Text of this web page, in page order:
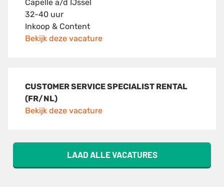
Capelle a/d IJssel
32-40 uur
Inkoop & Content
Bekijk deze vacature
CUSTOMER SERVICE SPECIALIST RENTAL
(FR/NL)
Bekijk deze vacature
LAAD ALLE VACATURES